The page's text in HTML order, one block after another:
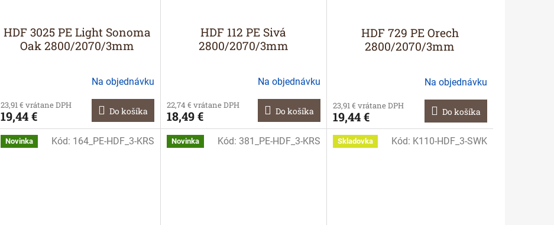
HDF 3025 PE Light Sonoma
Oak 2800/2070/3mm
Na objednávku
23,91 € vrátane DPH
19,44 € Do košíka
HDF 112 PE Sivá
2800/2070/3mm
Na objednávku
22,74 € vrátane DPH
18,49 € Do košíka
HDF 729 PE Orech
2800/2070/3mm
Na objednávku
23,91 € vrátane DPH
19,44 € Do košíka
Novinka Kód: 164_PE-HDF_3-KRS Novinka Kód: 381_PE-HDF_3-KRS Skladovka Kód: K110-HDF_3-SWK